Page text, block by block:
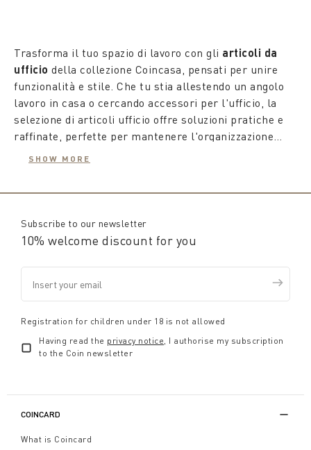
Trasforma il tuo spazio di lavoro con gli articoli da
ufficio della collezione Coincasa, pensati per unire
funzionalità e stile. Che tu stia allestendo un angolo
lavoro in casa o cercando accessori per l'ufficio, la
selezione di articoli ufficio offre soluzioni pratiche e
raffinate, perfette per mantenere l'organizzazione
completano
tutto l'ufficio
materiali di qualità, donando un tocco personale
anche agli spazi più funzionali come raccoglitori e
scatole.
Scegli tra i nostri articoli per arricchire il tuo ufficio
con dettagli che ispirano produttività e stile, creando
un ambiente di lavoro accogliente e ben organizzato.
SHOW MORE
Subscribe to our newsletter
10% welcome discount for you
Registration for children under 18 is not allowed
Having read the privacy notice , I authorise my subscription
to the Coin newsletter
COINCARD
What is Coincard